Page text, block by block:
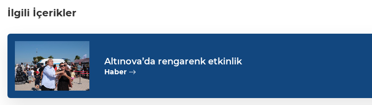
İlgili İçerikler
Altınova’da rengarenk etkinlik
Haber